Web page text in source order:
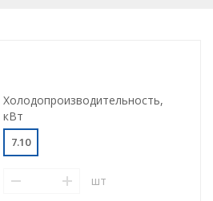
Холодопроизводительность,
кВт
7.10
шт